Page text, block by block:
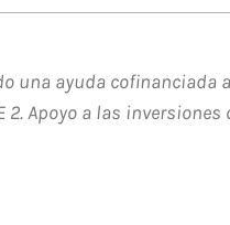
ayuda cofinanciada al
2. Apoyo a las